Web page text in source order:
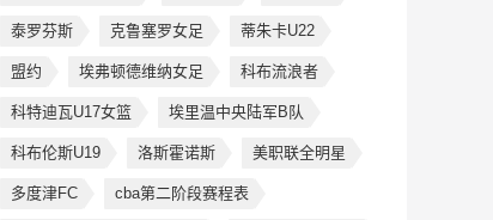
泰罗芬斯 克鲁塞罗女足 蒂朱卡U22
盟约 埃弗顿德维纳女足 科布流浪者
科特迪瓦U17女篮 埃里温中央陆军B队
科布伦斯U19 洛斯霍诺斯 美职联全明星
多度津FC cba第二阶段赛程表